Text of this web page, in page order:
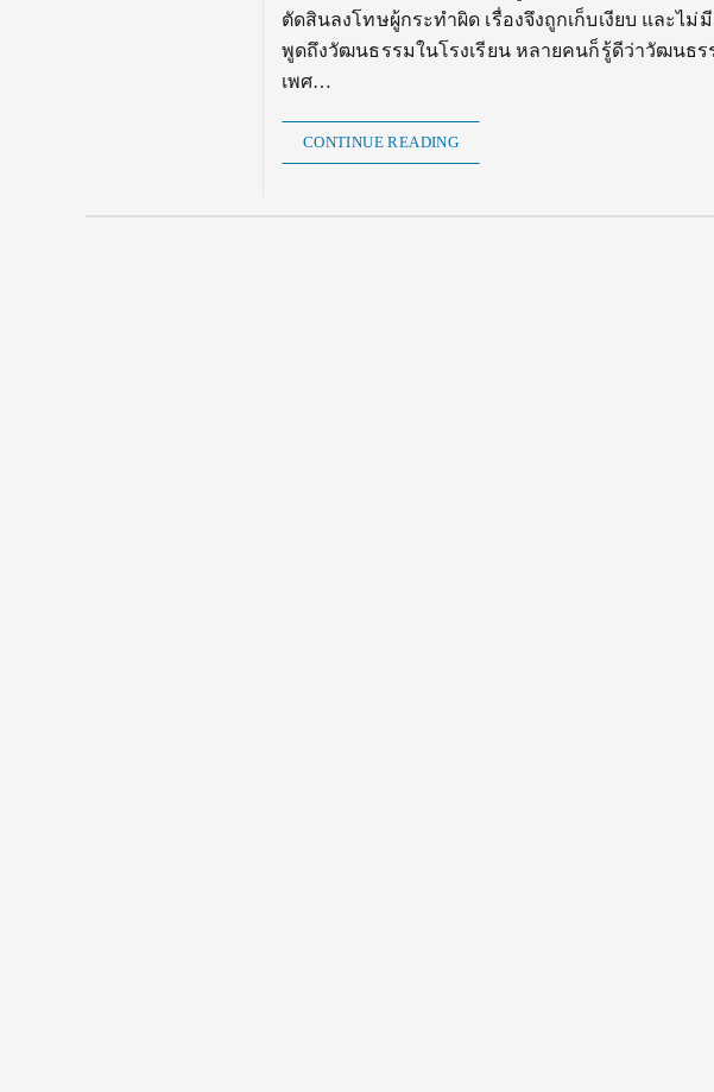
ตัดสินลงโทษผู้กระทำผิด เรื่องจึงถูกเก็บเงียบ และ
พูดถึงวัฒนธรรมในโรงเรียน หลายคนก็รู้ดีว่าวัฒนธร
เพศ…
CONTINUE READING